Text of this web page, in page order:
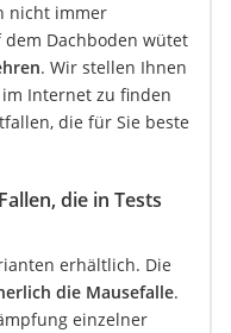
nicht immer
Dachboden wütet
. Wir stellen Ihnen
Internet zu finden
die für Sie beste
die in Tests
erhältlich. Die
die Mausefalle.
einzelner